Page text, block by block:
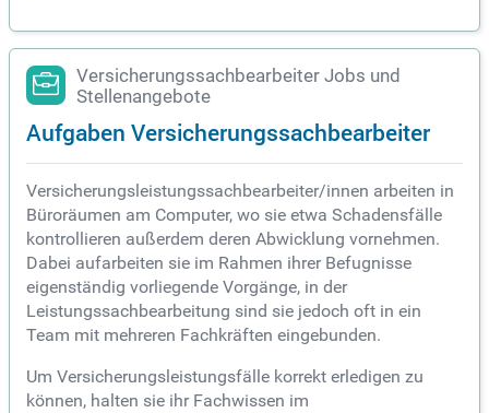
Versicherungssachbearbeiter Jobs und
Stellenangebote
Aufgaben Versicherungssachbearbeiter
Versicherungsleistungssachbearbeiter/innen arbeiten in
Büroräumen am Computer, wo sie etwa Schadensfälle
kontrollieren außerdem deren Abwicklung vornehmen.
Dabei aufarbeiten sie im Rahmen ihrer Befugnisse
eigenständig vorliegende Vorgänge, in der
Leistungssachbearbeitung sind sie jedoch oft in ein
Team mit mehreren Fachkräften eingebunden.
Um Versicherungsleistungsfälle korrekt erledigen zu
können, halten sie ihr Fachwissen im